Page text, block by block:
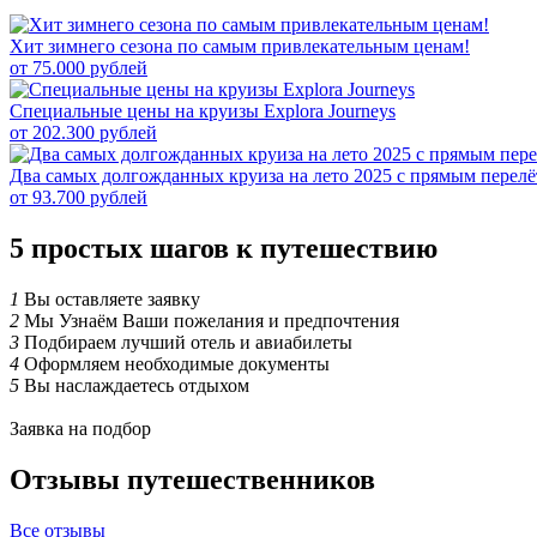
Хит зимнего сезона по самым привлекательным ценам!
от 75.000 рублей
Специальные цены на круизы Explora Journeys
от 202.300 рублей
Два самых долгожданных круиза на лето 2025 с прямым
от 93.700 рублей
5 простых шагов к путешествию
1 Вы оставляете заявку
2 Мы Узнаём Ваши пожелания и предпочтения
3 Подбираем лучший отель и авиабилеты
4 Оформляем необходимые документы
5 Вы наслаждаетесь отдыхом
Заявка на подбор
Отзывы путешественников
Все отзывы